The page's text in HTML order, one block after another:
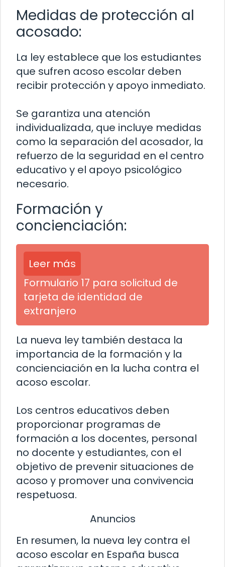
Medidas de protección al
acosado:
La ley establece que los estudiantes
que sufren acoso escolar deben
recibir protección y apoyo inmediato.
Se garantiza una atención
individualizada, que incluye medidas
como la separación del acosador, la
refuerzo de la seguridad en el centro
educativo y el apoyo psicológico
necesario.
Formación y
concienciación:
Leer más
Formulario 17 para solicitud de
tarjeta de identidad de
extranjero
La nueva ley también destaca la
importancia de la formación y la
concienciación en la lucha contra el
acoso escolar.
Los centros educativos deben
proporcionar programas de
formación a los docentes, personal
no docente y estudiantes, con el
objetivo de prevenir situaciones de
acoso y promover una convivencia
respetuosa.
Anuncios
En resumen, la nueva ley contra el
acoso escolar en España busca